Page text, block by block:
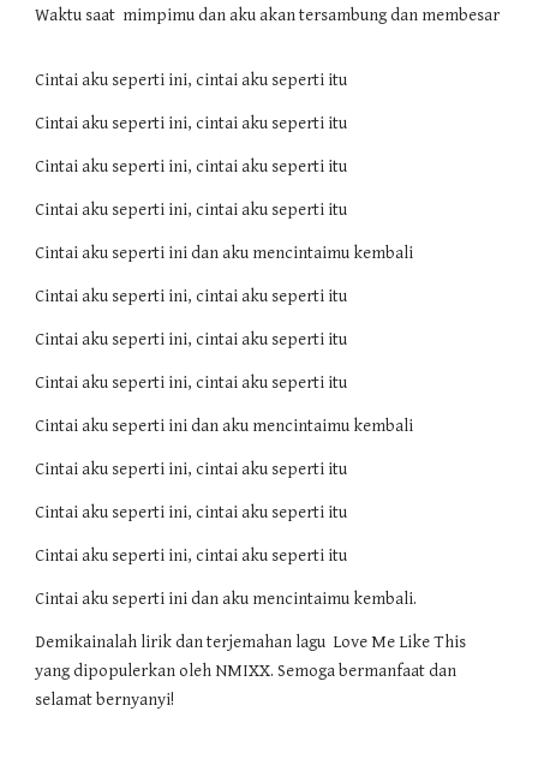
Waktu saat mimpimu dan aku akan tersambung dan membesar
Cintai aku seperti ini, cintai aku seperti itu
Cintai aku seperti ini, cintai aku seperti itu
Cintai aku seperti ini, cintai aku seperti itu
Cintai aku seperti ini, cintai aku seperti itu
Cintai aku seperti ini dan aku mencintaimu kembali
Cintai aku seperti ini, cintai aku seperti itu
Cintai aku seperti ini, cintai aku seperti itu
Cintai aku seperti ini, cintai aku seperti itu
Cintai aku seperti ini dan aku mencintaimu kembali
Cintai aku seperti ini, cintai aku seperti itu
Cintai aku seperti ini, cintai aku seperti itu
Cintai aku seperti ini, cintai aku seperti itu
Cintai aku seperti ini dan aku mencintaimu kembali.
Demikainalah lirik dan terjemahan lagu Love Me Like This
yang dipopulerkan oleh NMIXX. Semoga bermanfaat dan
selamat bernyanyi!